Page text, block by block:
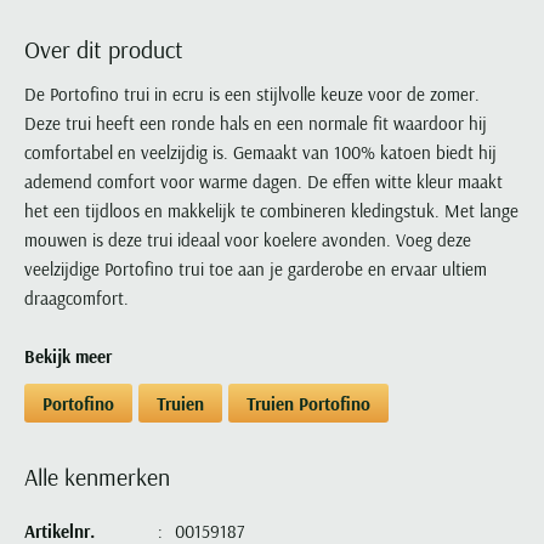
Profuomo
R2
Seidensticker
State of Art
Tommy Hilfiger
Vanguard
Xacus
Populaire kleuren
Wit overhemd heren
Zwart overhemd heren
Groen overhemd heren
Polo Ralph Lauren
Portofino
Profuomo
State of Art
Superdry
Tommy Hilfiger
Vanguard
Grote maten
Grote maten poloshirts
Grote maten herenmode
Populaire kleuren
Witte polo heren
PME Legend
Portofino
Profuomo
State of Art
Superdry
Thomas Maine
Tommy Hilfiger
William Lockie
Populaire materialen
Katoenen trui
Merino wol trui
PME Legend
Polo Ralph Lauren
Portofino
Replay
Tommy Hilfiger
Tramarossa
Vanguard
Deals
2e broek voor de helft
Meyer Chicago
Meyer Diego
Polo Ralph Lauren
Portofino
Reset
State of Art
Superdry
Tenson
Tommy Hilfiger
UBR
Vanguard
Wellington of Billmore
Grote maten jassen
Grote maten winterjassen
Bodywarmers
Olymp
Paul & Shark
Polo Ralph Lauren
PME Legend
Profuomo
R2
State of Art
Tenson
Tommy Hilfiger
Vanguard
Alle merken sale
Ledub
Lyle & Scott
Mac
Maerz
Magnanni
Mason's
Mc Alson
New Zealand
North 84
Over dit product
De Portofino trui in ecru is een stijlvolle keuze voor de zomer.
Deze trui heeft een ronde hals en een normale fit waardoor hij
comfortabel en veelzijdig is. Gemaakt van 100% katoen biedt hij
ademend comfort voor warme dagen. De effen witte kleur maakt
het een tijdloos en makkelijk te combineren kledingstuk. Met lange
mouwen is deze trui ideaal voor koelere avonden. Voeg deze
veelzijdige Portofino trui toe aan je garderobe en ervaar ultiem
draagcomfort.
Bekijk meer
Portofino Truien Truien Portofino
Alle kenmerken
Artikelnr. 00159187